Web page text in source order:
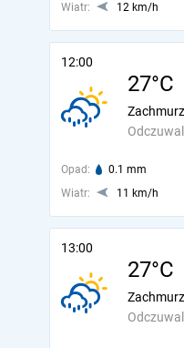
Wiatr:
12 km/h
12:00
27°C
Opad: 0.1 mm
Wiatr:
11 km/h
13:00
27°C